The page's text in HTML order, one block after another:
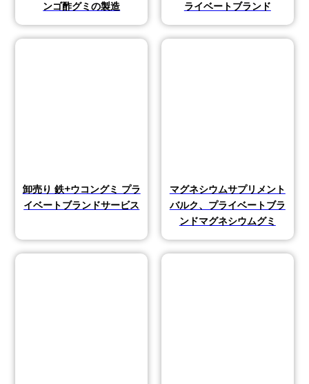
ンゴ酢グミの製造 ライベートブランド
卸売り 鉄+ウコングミ プラ
イベートブランドサービス
マグネシウムサプリメント
バルク、プライベートブラ
ンドマグネシウムグミ